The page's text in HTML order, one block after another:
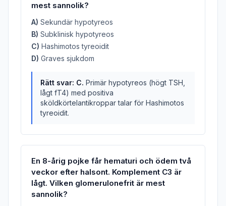
mest sannolik?
A) Sekundär hypotyreos
B) Subklinisk hypotyreos
C) Hashimotos tyreoidit
D) Graves sjukdom
Rätt svar: C. Primär hypotyreos (högt TSH,
lågt fT4) med positiva
sköldkörtelantikroppar talar för Hashimotos
tyreoidit.
En 8-årig pojke får hematuri och ödem två
veckor efter halsont. Komplement C3 är
lågt. Vilken glomerulonefrit är mest
sannolik?